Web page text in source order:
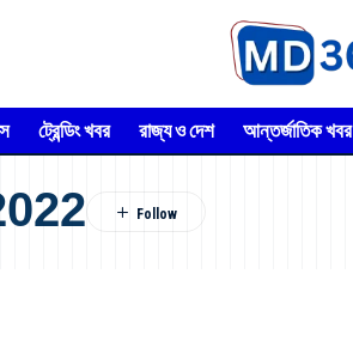
ট্রেন্ডিং খবর রাজ্য ও দেশ আন্তর্জাতিক খবর